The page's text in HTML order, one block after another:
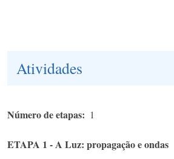
Atividades
Número de etapas 1
ETAPA 1 - A Luz: propagação e ondas